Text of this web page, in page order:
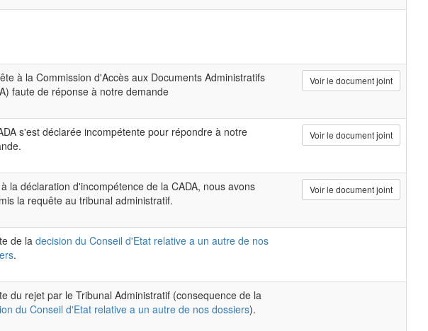
à la Commission d'Accès aux Documents Administratifs
faute de réponse à notre demande
Voir le document joint
s'est déclarée incompétente pour répondre à notre
Voir le document joint
la déclaration d'incompétence de la CADA, nous avons
la requête au tribunal administratif.
Voir le document joint
de la decision du Conseil d'Etat relative a un autre de nos
.
du rejet par le Tribunal Administratif (consequence de la
du Conseil d'Etat relative a un autre de nos dossiers).